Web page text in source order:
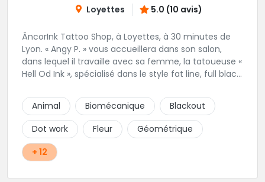
Loyettes 5.0 (10 avis)
ÂncorInk Tattoo Shop, à Loyettes, à 30 minutes de
Lyon. « Angy P. » vous accueillera dans son salon,
dans lequel il travaille avec sa femme, la tatoueuse «
Hell Od Ink », spécialisé dans le style fat line, full black
notre perceuse, « Piercing by Strega ».
Animal Biomécanique
Blackout
Dot work
Fleur
Géométrique
+ 12